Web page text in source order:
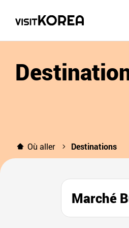
Où aller Destinations
Marché